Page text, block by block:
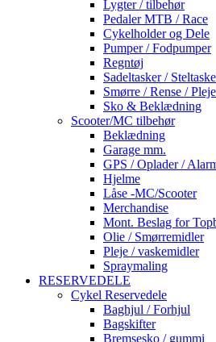
Lygter / tilbehør
Pedaler MTB / Race
Cykelholder og Dele
Pumper / Fodpumper
Regntøj
Sadeltasker /
Smørre / Rense /
Sko & Beklædning
Scooter/MC tilbehør
Beklædning
Garage mm.
GPS / Oplader /
Hjelme
Låse -MC/Scooter
Merchandise
Mont. Beslag for
Olie / Smørremidler
Pleje / vaskemidler
Spraymaling
RESERVEDELE
Cykel Reservedele
Baghjul / Forhjul
Bagskifter
Bremsesko / gummi